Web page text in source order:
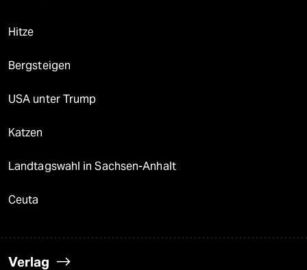
Hitze
Bergsteigen
USA unter Trump
Katzen
Landtagswahl in Sachsen-Anhalt
Ceuta
Verlag